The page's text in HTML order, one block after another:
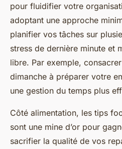
pour fluidifier votre
adoptant une approche
planifier vos tâches sur
stress de dernière minute et
libre. Par exemple,
dimanche à préparer votre
une gestion du temps plus
Côté alimentation, les tips
sont une mine d’or pour
sacrifier la qualité de vos